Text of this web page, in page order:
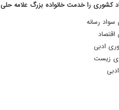
خدمت خانواده بزرگ علامه حلی 4 تبریک عرض می نماییم.
سواد رسانه
اقتصاد
ادبی
زیست